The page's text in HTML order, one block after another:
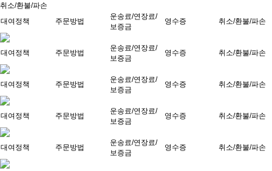
취소/환불/파손
대여정책
주문방법
운송료/연장료/
보증금
영수증 취소/환불/파손
대여정책 주문방법
운송료/연장료/
보증금
영수증 취소/환불/파손
대여정책 주문방법
운송료/연장료/
보증금
영수증 취소/환불/파손
대여정책 주문방법
운송료/연장료/
보증금
영수증 취소/환불/파손
대여정책 주문방법
운송료/연장료/
보증금
영수증 취소/환불/파손